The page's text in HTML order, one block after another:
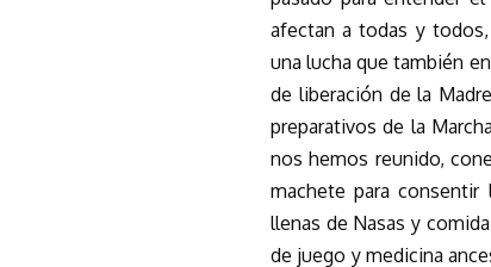
afectan a todas y
una lucha que también
de liberación de la
preparativos de la
nos hemos reunido,
machete para consentir
llenas de Nasas y
de juego y medicina